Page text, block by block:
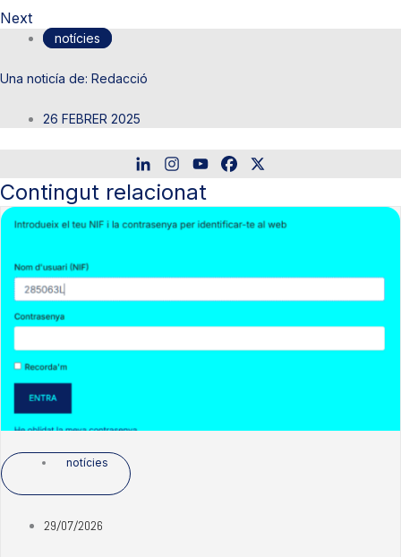
Next
notícies
Redacció
26 FEBRER 2025
Contingut relacionat
notícies
29/07/2026